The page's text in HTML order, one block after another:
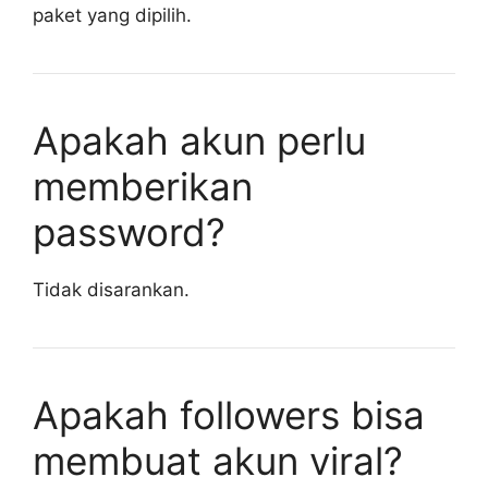
paket yang dipilih.
Apakah akun perlu
memberikan
password?
Tidak disarankan.
Apakah followers bisa
membuat akun viral?